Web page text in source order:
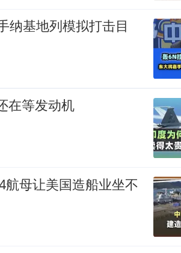
纳基地列模拟打击目
在等发动机
航母让美国造船业坐不